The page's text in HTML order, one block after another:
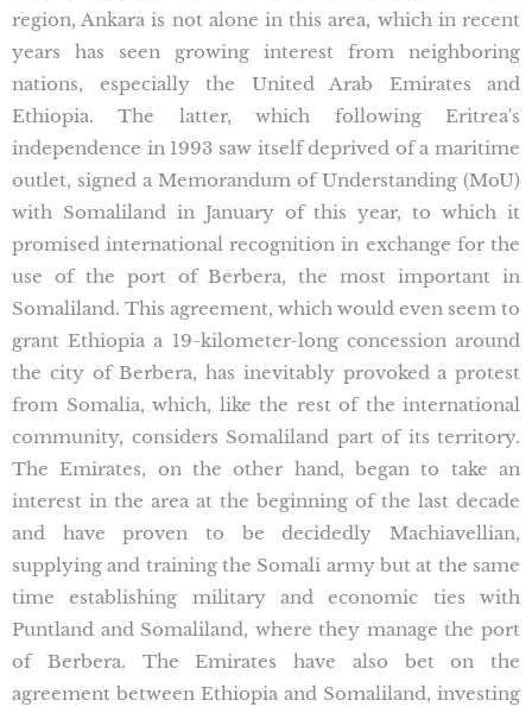
region, Ankara is not alone in this area, which in recent
years has seen growing interest from neighboring
nations, especially the United Arab Emirates and
Ethiopia. The latter, which following Eritrea's
independence in 1993 saw itself deprived of a maritime
outlet, signed a Memorandum of Understanding (MoU)
with Somaliland in January of this year, to which it
promised international recognition in exchange for the
use of the port of Berbera, the most important in
Somaliland. This agreement, which would even seem to
grant Ethiopia a 19-kilometer-long concession around
the city of Berbera, has inevitably provoked a protest
from Somalia, which, like the rest of the international
community, considers Somaliland part of its territory.
The Emirates, on the other hand, began to take an
interest in the area at the beginning of the last decade
and have proven to be decidedly Machiavellian,
supplying and training the Somali army but at the same
time establishing military and economic ties with
Puntland and Somaliland, where they manage the port
of Berbera. The Emirates have also bet on the
agreement between Ethiopia and Somaliland, investing